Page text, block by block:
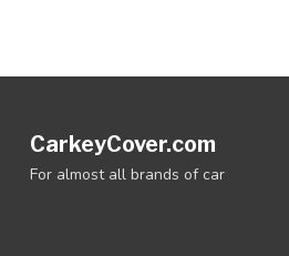
CarkeyCover.com
For almost all brands of car